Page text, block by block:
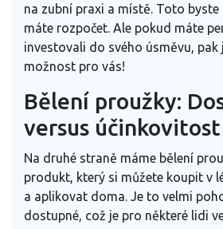
na zubní praxi a místě. Toto
máte rozpočet. Ale pokud máte
investovali do svého úsměvu,
možnost pro vás!
Bělení proužky:
versus účinkovitost
Na druhé straně máme bělení
produkt, který si můžete koupit v
a aplikovat doma. Je to velmi
dostupné, což je pro některé lidi